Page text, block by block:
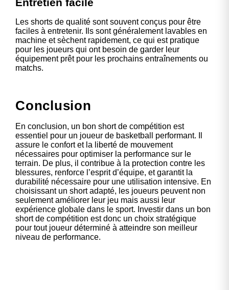
Entretien facile
Les shorts de qualité sont souvent conçus pour être
faciles à entretenir. Ils sont généralement lavables en
machine et sèchent rapidement, ce qui est pratique
pour les joueurs qui ont besoin de garder leur
équipement prêt pour les prochains entraînements ou
matchs.
Conclusion
En conclusion, un bon short de compétition est
essentiel pour un joueur de basketball performant. Il
assure le confort et la liberté de mouvement
nécessaires pour optimiser la performance sur le
terrain. De plus, il contribue à la protection contre les
blessures, renforce l’esprit d’équipe, et garantit la
durabilité nécessaire pour une utilisation intensive. En
choisissant un short adapté, les joueurs peuvent non
seulement améliorer leur jeu mais aussi leur
expérience globale dans le sport. Investir dans un bon
short de compétition est donc un choix stratégique
pour tout joueur déterminé à atteindre son meilleur
niveau de performance.